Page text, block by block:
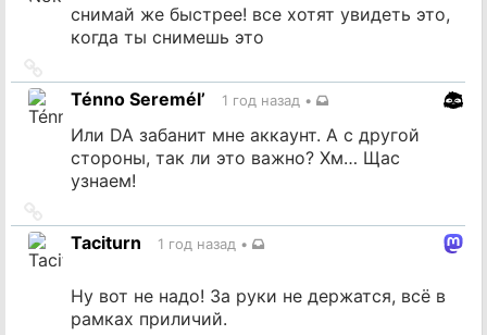
снимай же быстрее! все хотят увидеть это,
когда ты снимешь это
на
источник
Ténno Seremél’ 1 год назад •
Или DA забанит мне аккаунт. А с другой
стороны, так ли это важно? Хм… Щас
узнаем!
на
источник
Taciturn 1 год назад •
Ну вот не надо! За руки не держатся, всё в
рамках приличий.